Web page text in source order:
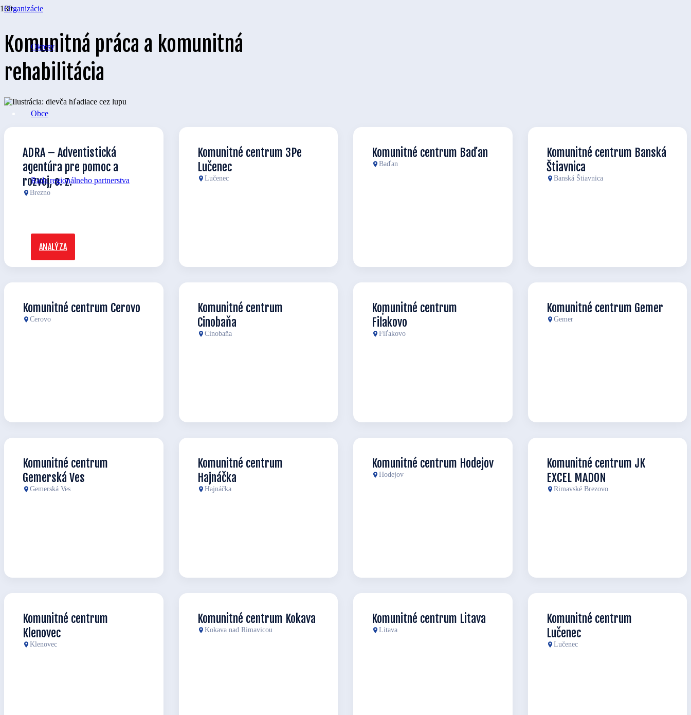
Okresy
Obce
Rada regionálneho partnerstva
ANALÝZA
Organizácie
Komunitná práca a komunitná
rehabilitácia
ADRA – Adventistická
agentúra pre pomoc a
rozvoj, o. z.
Brezno
Komunitné centrum 3Pe
Lučenec
Lučenec
Komunitné centrum Baďan
Baďan
Komunitné centrum Banská
Štiavnica
Banská Štiavnica
Komunitné centrum Cerovo
Cerovo
Komunitné centrum
Cinobaňa
Cinobaňa
Komunitné centrum
Fiľakovo
Fiľakovo
Komunitné centrum Gemer
Gemer
Komunitné centrum
Gemerská Ves
Gemerská Ves
Komunitné centrum
Hajnáčka
Hajnáčka
Komunitné centrum Hodejov
Hodejov
Komunitné centrum JK
EXCEL MADON
Rimavské Brezovo
Komunitné centrum
Klenovec
Klenovec
Komunitné centrum Kokava
Kokava nad Rimavicou
Komunitné centrum Litava
Litava
Komunitné centrum
Lučenec
Lučenec